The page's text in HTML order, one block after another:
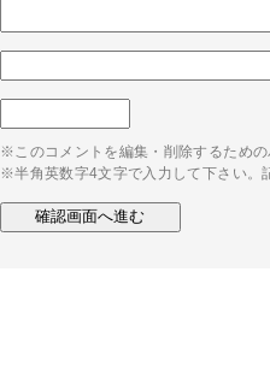
※このコメントを編集・削除するための
※半角英数字4文字で入力して下さい。